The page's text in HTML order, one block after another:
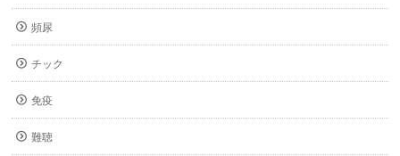
頻尿
チック
免疫
難聴